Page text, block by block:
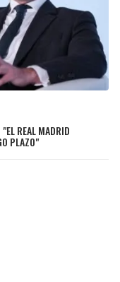
REAL MADRID
PLAZO"